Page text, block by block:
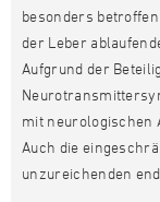
besonders
der Leber
Aufgrund der
mit neurologischen
Auch die
unzureichenden